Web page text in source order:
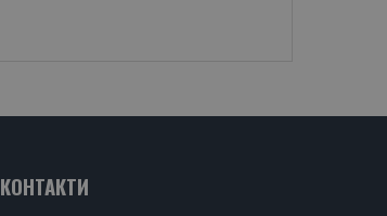
КОНТАКТИ